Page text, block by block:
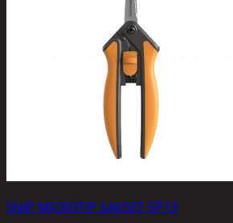
SNIP MICROTIP SAKSET SP13